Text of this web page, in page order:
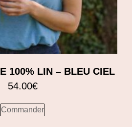
100% LIN – BLEU CIEL
54.00€
Commander